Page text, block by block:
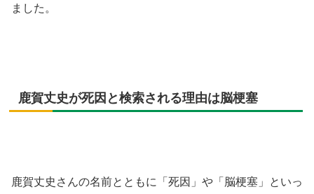
ました。
鹿賀丈史が死因と検索される理由は脳梗塞
鹿賀丈史さんの名前とともに「死因」や「脳梗塞」といっ